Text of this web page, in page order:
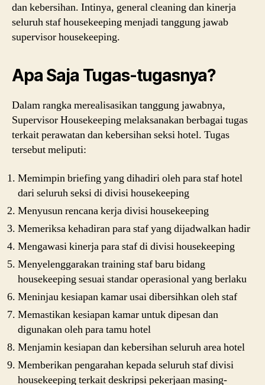
dan kebersihan. Intinya, general cleaning dan kinerja
seluruh staf housekeeping menjadi tanggung jawab
supervisor housekeeping.
Apa Saja Tugas-tugasnya?
Dalam rangka merealisasikan tanggung jawabnya,
Supervisor Housekeeping melaksanakan berbagai tugas
terkait perawatan dan kebersihan seksi hotel. Tugas
tersebut meliputi:
Memimpin briefing yang dihadiri oleh para staf hotel
dari seluruh seksi di divisi housekeeping
Menyusun rencana kerja divisi housekeeping
Memeriksa kehadiran para staf yang dijadwalkan hadir
Mengawasi kinerja para staf di divisi housekeeping
Menyelenggarakan training staf baru bidang
housekeeping sesuai standar operasional yang berlaku
Meninjau kesiapan kamar usai dibersihkan oleh staf
Memastikan kesiapan kamar untuk dipesan dan
digunakan oleh para tamu hotel
Menjamin kesiapan dan kebersihan seluruh area hotel
Memberikan pengarahan kepada seluruh staf divisi
housekeeping terkait deskripsi pekerjaan masing-